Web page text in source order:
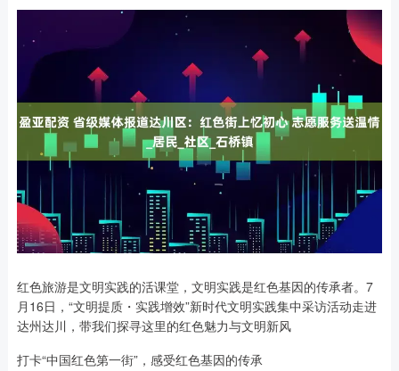
红色旅游是文明实践的活课堂，文明实践是红色基因的传承者。7
月16日，“文明提质・实践增效”新时代文明实践集中采访活动走进
达州达川，带我们探寻这里的红色魅力与文明新风
打卡“中国红色第一街”，感受红色基因的传承